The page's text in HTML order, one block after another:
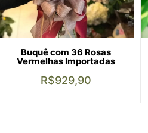
Buquê com 36 Rosas
Vermelhas Importadas
R$929,90